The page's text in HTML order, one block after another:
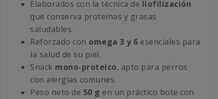
Elaborados con la técnica de liofilización
que conserva proteínas y grasas
saludables.
Reforzado con omega 3 y 6 esenciales para
la salud de su piel.
Snack mono-proteico, apto para perros
con alergias comunes.
Peso neto de 50 g en un práctico bote con